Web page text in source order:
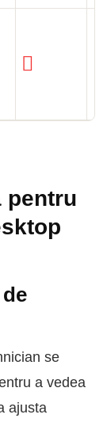
pentru
se
a vedea
ajusta